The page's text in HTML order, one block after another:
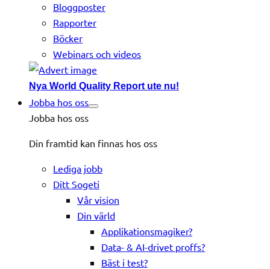
Bloggposter
Rapporter
Böcker
Webinars och videos
Nya World Quality Report ute nu!
Jobba hos oss
Jobba hos oss
Din framtid kan finnas hos oss
Lediga jobb
Ditt Sogeti
Vår vision
Din värld
Applikationsmagiker?
Data- & AI-drivet proffs?
Bäst i test?